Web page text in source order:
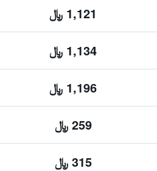
1,121 ﷼
1,134 ﷼
1,196 ﷼
259 ﷼
315 ﷼